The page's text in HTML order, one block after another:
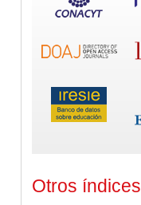
Otros índices